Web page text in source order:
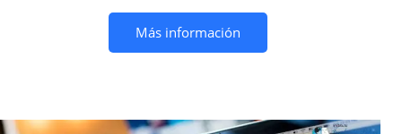
Más información